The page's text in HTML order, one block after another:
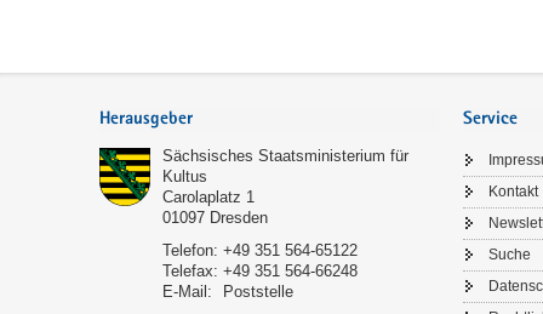
Herausgeber
Sächsisches Staatsministerium für
Kultus
Carolaplatz 1
01097 Dresden
Telefon: +49 351 564-65122
Telefax: +49 351 564-66248
E-Mail:
Poststelle
Service
Kontakt
Suche